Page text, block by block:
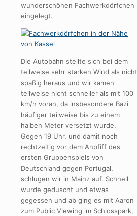
wunderschönen Fachwerkdörfchen
eingelegt.
Die Autobahn stellte sich bei dem
teilweise sehr starken Wind als nicht
spaßig heraus und wir kamen
teilweise nicht schneller als mit 100
km/h voran, da insbesondere Bazi
häufiger teilweise bis zu einem
halben Meter versetzt wurde.
Gegen 19 Uhr, und damit noch
rechtzeitig vor dem Anpfiff des
ersten Gruppenspiels von
Deutschland gegen Portugal,
schlugen wir in Mainz auf. Schnell
wurde geduscht und etwas
gegessen und ab ging es mit Aaron
zum Public Viewing im Schlosspark,